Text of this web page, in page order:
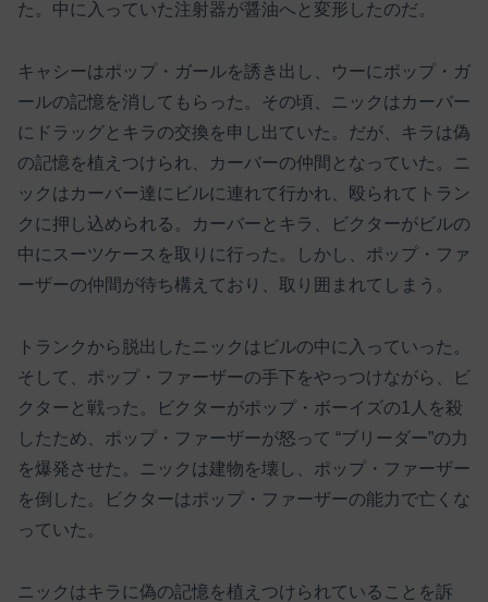
た。中に入っていた注射器が醤油へと変形したのだ。
キャシーはポップ・ガールを誘き出し、ウーにポップ・ガ
ールの記憶を消してもらった。その頃、ニックはカーバー
にドラッグとキラの交換を申し出ていた。だが、キラは偽
の記憶を植えつけられ、カーバーの仲間となっていた。ニ
ックはカーバー達にビルに連れて行かれ、殴られてトラン
クに押し込められる。カーバーとキラ、ビクターがビルの
中にスーツケースを取りに行った。しかし、ポップ・ファ
ーザーの仲間が待ち構えており、取り囲まれてしまう。
トランクから脱出したニックはビルの中に入っていった。
そして、ポップ・ファーザーの手下をやっつけながら、ビ
クターと戦った。ビクターがポップ・ボーイズの1人を殺
したため、ポップ・ファーザーが怒って “ブリーダー”の力
を爆発させた。ニックは建物を壊し、ポップ・ファーザー
を倒した。ビクターはポップ・ファーザーの能力で亡くな
っていた。
ニックはキラに偽の記憶を植えつけられていることを訴